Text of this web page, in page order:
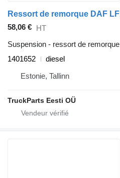
58,06 € HT
Suspension - ressort de remorque
1401652
diesel
Estonie, Tallinn
TruckParts Eesti OÜ